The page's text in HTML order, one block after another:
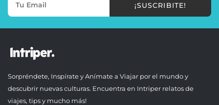
¡SUSCRIBITE!
Sorpréndete, Inspírate y Anímate a Viajar por el mundo y
descubrir nuevas culturas. Encuentra en Intriper relatos de
viajes, tips y mucho más!